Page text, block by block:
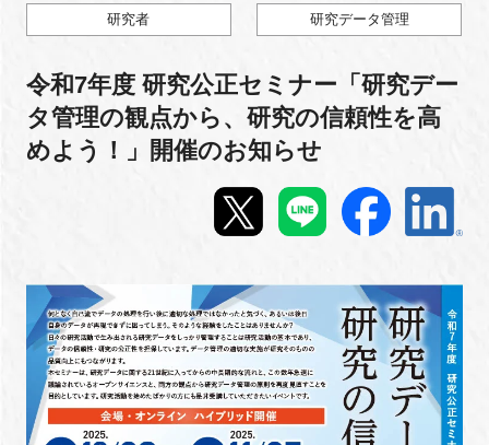
お問い合わせ
マイページ
イベント
プログラム
インタビュー・コラム
研究者 研究データ管理
令和7年度 研究公正セミナー「研究デー
タ管理の観点から、研究の信頼性を高
めよう！」開催のお知らせ